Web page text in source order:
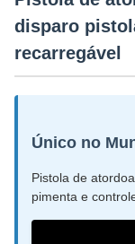
disparo
recarregável
Único no
Pistola de
pimenta e